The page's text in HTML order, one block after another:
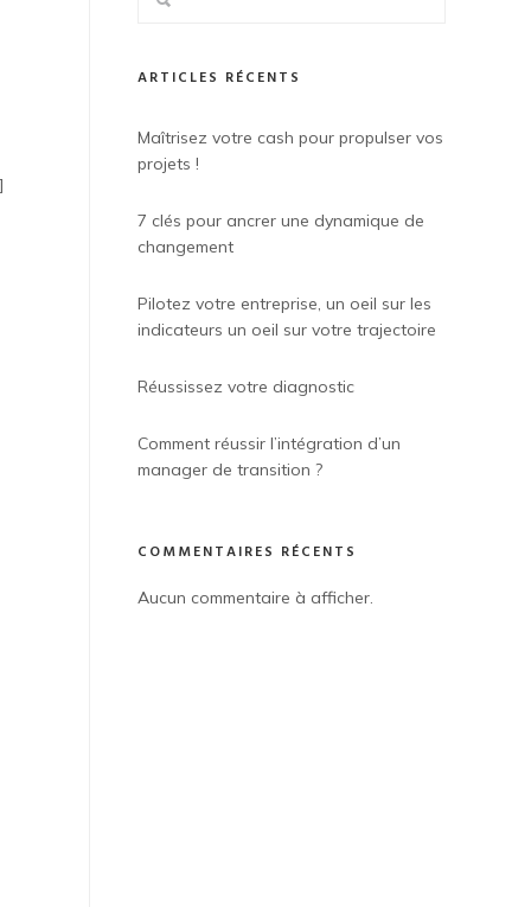
ARTICLES RÉCENTS
Maîtrisez votre cash pour propulser vos
projets !
7 clés pour ancrer une dynamique de
changement
Pilotez votre entreprise, un oeil sur les
indicateurs un oeil sur votre trajectoire
Réussissez votre diagnostic
Comment réussir l’intégration d’un
manager de transition ?
COMMENTAIRES RÉCENTS
Aucun commentaire à afficher.